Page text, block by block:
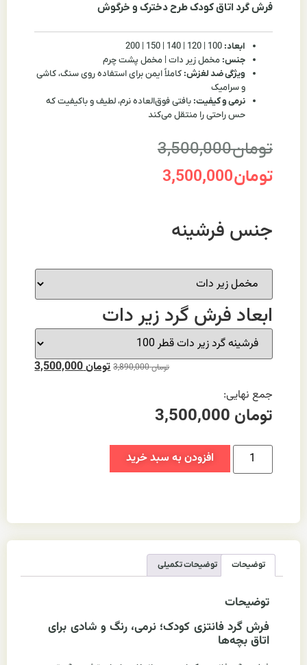
فرش گرد اتاق کودک طرح دخترک و خرگوش
ابعاد:
جنس: مخمل زیر دات | مخمل پشت چرم
ویژگی ضد لغزش: کاملاً ایمن برای استفاده روی سنگ، کاشی
و سرامیک
نرمی و کیفیت: بافتی فوق‌العاده نرم، لطیف و باکیفیت که
حس راحتی را منتقل می‌کند
تومان3,500,000
تومان
جنس فرشینه
ابعاد فرش گرد زیر دات
تومان3,890,000 تومان3,500,000
جمع نهایی:
تومان
افزودن به سبد خرید
توضیحات توضیحات تکمیلی
توضیحات
فرش گرد فانتزی کودک؛ نرمی، رنگ و شادی برای
اتاق بچه‌ها